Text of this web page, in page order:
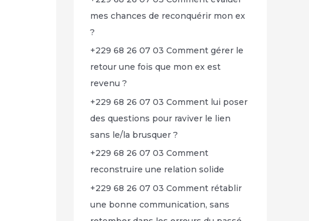
mes chances de reconquérir mon ex
?
+229 68 26 07 03 Comment gérer le
retour une fois que mon ex est
revenu ?
+229 68 26 07 03 Comment lui poser
des questions pour raviver le lien
sans le/la brusquer ?
+229 68 26 07 03 Comment
reconstruire une relation solide
+229 68 26 07 03 Comment rétablir
une bonne communication, sans